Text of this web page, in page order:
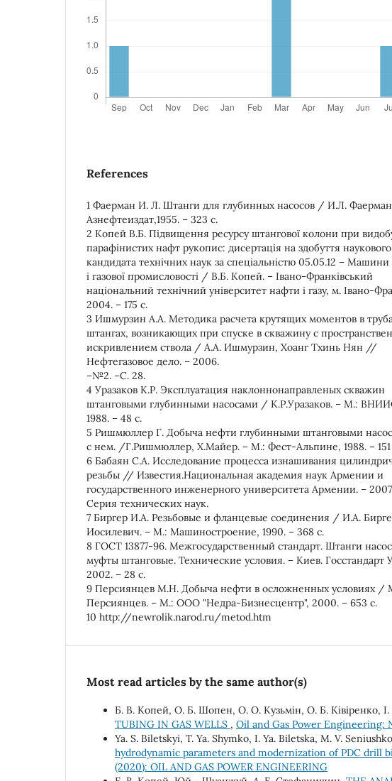
References
1 Фаерман И. Л. Штанги для глубинных насосов / И.Л.
Азнефтеиздат,1955. – 323 c.
2 Копей В.Б. Підвищення ресурсу штангової колони при
парафінистих нафт рукопис: дисертація на здобуття
кандидата технічних наук за спеціальністю 05.05.12 – Машини
і газової промисловості / В.Б. Копей. – Івано-Франківський
національний технічний університет нафти і газу, м. Івано-
2004. – 175 c.
3 Ишмурзин А.А. Методика расчета крутящих моментов в
штангах, возникающих при спуске в скважину с
искривлением ствола / А.А. Ишмурзин, Хоанг Тхинь Нян //
Нефтегазовое дело. – 2006.
–№2. –С. 28.
4 Уразаков К.Р. Эксплуатация наклоннонаправленых скважин
штанговыми глубинными насосами / К.Р.Уразаков. – М.:
1988. – 48 с.
5 Ришмюллер Г. Добыча нефти глубинными штанговыми
с нем. /Г.Ришмюллер, Х.Майер. – М.: Фест-Альпине, 1988. – 151
6 Бабаян С.А. Исследование процесса изнашивания
резьбы // Известия.Национальная академия наук Армении и
государственного инженерного университета Армении. –
Серия технических наук.
7 Биргер И.А. Резьбовые и фланцевые соединения / И.А.
Иосилевич. – М.: Машиностроение, 1990. – 368 с.
8 ГОСТ 13877-96. Межгосударственный стандарт. Штанги
муфты штанговые. Технические условия. – Киев. Гоcстандарт
2002. – 28 с.
9 Персиянцев М.Н. Добыча нефти в осложненных условиях /
Персиянцев. – М.: ООО "Недра-Бизнесцентр", 2000. – 653 с.
10 http://newrolik.narod.ru/metod.htm
Most read articles by the same author(s)
Б. В. Копей, О. Б. Шопен, О. О. Кузьмін, О. Б. Ківіренко,
TUBING IN GAS WELLS , Oil and Gas Power Engineering:
Ya. S. Biletskyi, Т. Ya. Shymko, І. Ya. Biletska, М. V.
hydrodynamic parameters and modernization of PDC drill
(2020): OIL AND GAS POWER ENGINEERING